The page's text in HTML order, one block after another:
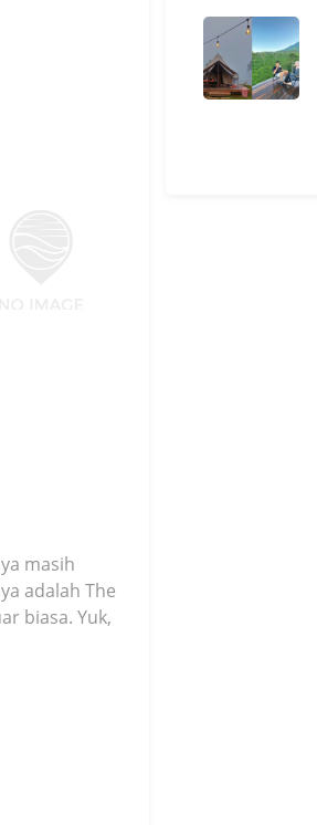
masih
adalah The
biasa. Yuk,